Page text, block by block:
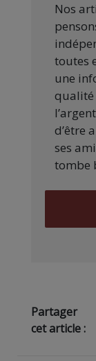
Nos
toutes
une
qualité
d’être
ses
tombe
Partager
cet article :